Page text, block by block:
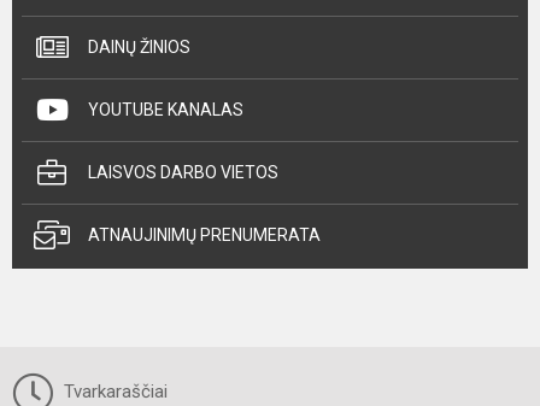
DAINŲ ŽINIOS
YOUTUBE KANALAS
LAISVOS DARBO VIETOS
ATNAUJINIMŲ PRENUMERATA
Tvarkaraščiai